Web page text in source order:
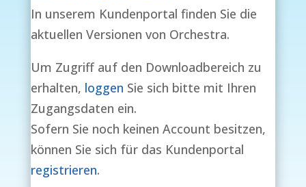
In unserem Kundenportal finden Sie die
aktuellen Versionen von Orchestra.
Um Zugriff auf den Downloadbereich zu
erhalten, loggen Sie sich bitte mit Ihren
Zugangsdaten ein.
Sofern Sie noch keinen Account besitzen,
können Sie sich für das Kundenportal
registrieren.